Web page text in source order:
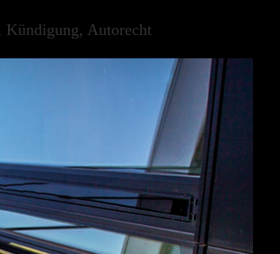
Autorecht